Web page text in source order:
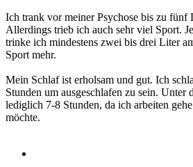
Ich trank vor meiner Psychose bis zu fünf
Allerdings trieb ich auch sehr viel Sport.
trinke ich mindestens zwei bis drei Liter
Sport mehr.
Mein Schlaf ist erholsam und gut. Ich
Stunden um ausgeschlafen zu sein. Unter
lediglich 7-8 Stunden, da ich arbeiten
möchte.